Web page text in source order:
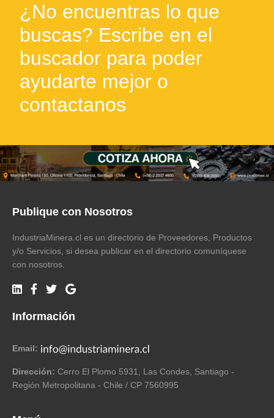
¿No encuentras lo que
buscas? Escribe en el
buscador para poder
ayudarte mejor o
contactanos
Publique con Nosotros
IndustriaMinera.cl es un directorio de Proveedores, Productos
y/o Servicios, si desea publicar en el directorio comuníquese
con nosotros.
Información
Email:
Dirección: Cerro El Plomo 5931, Las Condes, Santiago -
Región Metropolitana - Chile / CP 7560995